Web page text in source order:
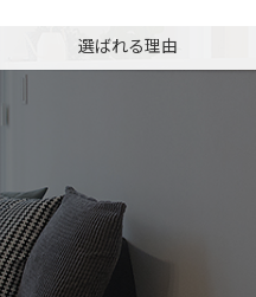
選ばれる理由